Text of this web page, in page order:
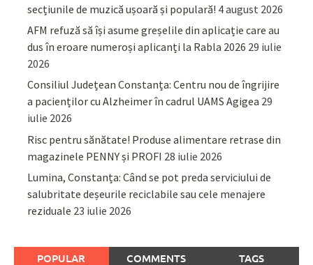
secțiunile de muzică ușoară și populară! 4 august 2026
AFM refuză să își asume greșelile din aplicație care au
dus în eroare numeroși aplicanți la Rabla 2026 29 iulie
2026
Consiliul Județean Constanța: Centru nou de îngrijire
a pacienților cu Alzheimer în cadrul UAMS Agigea 29
iulie 2026
Risc pentru sănătate! Produse alimentare retrase din
magazinele PENNY și PROFI 28 iulie 2026
Lumina, Constanța: Când se pot preda serviciului de
salubritate deșeurile reciclabile sau cele menajere
reziduale 23 iulie 2026
POPULAR COMMENTS TAGS